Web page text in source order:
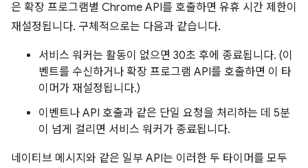
은 확장 프로그램별 Chrome API를 호출하면 유휴 시간 제한이
재설정됩니다. 구체적으로는 다음과 같습니다.
서비스 워커는 활동이 없으면 30초 후에 종료됩니다. (이
벤트를 수신하거나 확장 프로그램 API를 호출하면 이 타
이머가 재설정됩니다.)
이벤트나 API 호출과 같은 단일 요청을 처리하는 데 5분
이 넘게 걸리면 서비스 워커가 종료됩니다.
네이티브 메시지와 같은 일부 API는 이러한 두 타이머를 모두